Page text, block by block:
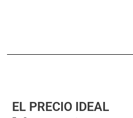
EL PRECIO IDEAL